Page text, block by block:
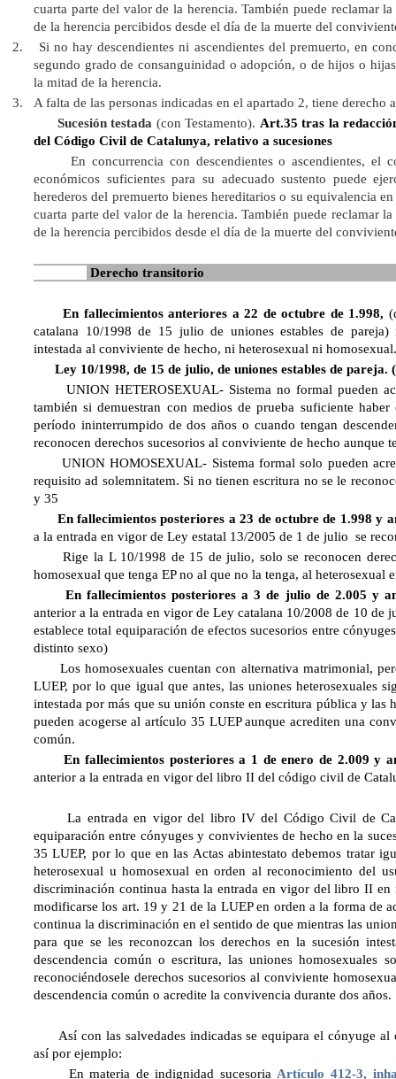
cuarta parte del valor de la herencia. También puede reclamar
de la herencia percibidos desde el día de la muerte del
2.
Si no hay descendientes ni ascendientes del premuerto, en
segundo grado de consanguinidad o adopción, o de hijos o
la mitad de la herencia.
3.
A falta de las personas indicadas en el apartado 2, tiene derecho
Sucesión testada (con Testamento). Art.35 tras la
del Código Civil de Catalunya, relativo a sucesiones
En concurrencia con descendientes o ascendientes, el
económicos suficientes para su adecuado sustento puede
herederos del premuerto bienes hereditarios o su equivalencia
cuarta parte del valor de la herencia. También puede reclamar
de la herencia percibidos desde el día de la muerte del
Derecho transitorio
En fallecimientos anteriores a 22 de octubre de 1.998,
catalana 10/1998 de 15 julio de uniones estables de
intestada al conviviente de hecho, ni heterosexual ni homosexual.
Ley 10/1998, de 15 de julio, de uniones estables de pareja.
UNION HETEROSEXUAL- Sistema no formal pueden
también si demuestran con medios de prueba suficiente
período ininterrumpido de dos años o cuando tengan
reconocen derechos sucesorios al conviviente de hecho aunque
UNION HOMOSEXUAL- Sistema formal solo pueden
requisito ad solemnitatem. Si no tienen escritura no se le
y 35
En fallecimientos posteriores a 23 de octubre de 1.998 y
a la entrada en vigor de Ley estatal 13/2005 de 1 de julio se
Rige la L 10/1998 de 15 de julio, solo se reconocen
homosexual que tenga EP no al que no la tenga, al heterosexual
En fallecimientos posteriores a 3 de julio de 2.005 y
anterior a la entrada en vigor de Ley catalana 10/2008 de 10
establece total equiparación de efectos sucesorios entre
distinto sexo)
Los homosexuales cuentan con alternativa matrimonial,
LUEP, por lo que igual que antes, las uniones heterosexuales
intestada por más que su unión conste en escritura pública y las
pueden acogerse al artículo 35 LUEP aunque acrediten una
común.
En fallecimientos posteriores a 1 de enero de 2.009 y
anterior a la entrada en vigor del libro II del código civil de
La entrada en vigor del libro IV del Código Civil de
equiparación entre cónyuges y convivientes de hecho en la
35 LUEP, por lo que en las Actas abintestato debemos tratar
heterosexual u homosexual en orden al reconocimiento del
discriminación continua hasta la entrada en vigor del libro II
modificarse los art. 19 y 21 de la LUEP en orden a la forma de
continua la discriminación en el sentido de que mientras las
para que se les reconozcan los derechos en la sucesión
descendencia común o escritura, las uniones homosexuales
reconociéndosele derechos sucesorios al conviviente
descendencia común o acredite la convivencia durante dos años.
Así con las salvedades indicadas se equipara el cónyuge al
así por ejemplo:
En materia de indignidad sucesoriaArtículo 412-3,